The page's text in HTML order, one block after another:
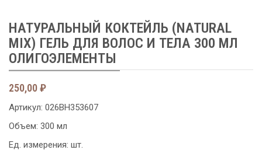
НАТУРАЛЬНЫЙ КОКТЕЙЛЬ (NATURAL
MIX) ГЕЛЬ ДЛЯ ВОЛОС И ТЕЛА 300 МЛ
ОЛИГОЭЛЕМЕНТЫ
250,00₽
Артикул: 026BH353607
Объем: 300 мл
Ед. измерения: шт.